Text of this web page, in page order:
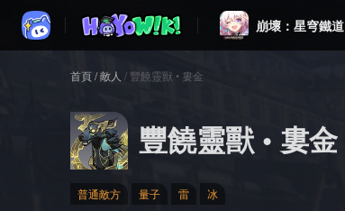
崩壞：星穹鐵道
首頁/敵人 / 豐饒靈獸 • 婁金
豐饒靈獸 • 婁金
普通敵方 量子 雷 冰